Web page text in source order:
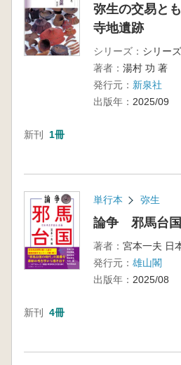
弥生の交易と
寺地遺跡
シリーズ： シリー
著者： 湯村 功 著
発行元： 新泉社
出版年： 2025/09
新刊 1冊
単行本 弥生
論争 邪馬台国
著者： 宮本一夫 日
発行元： 雄山閣
出版年： 2025/08
新刊 4冊